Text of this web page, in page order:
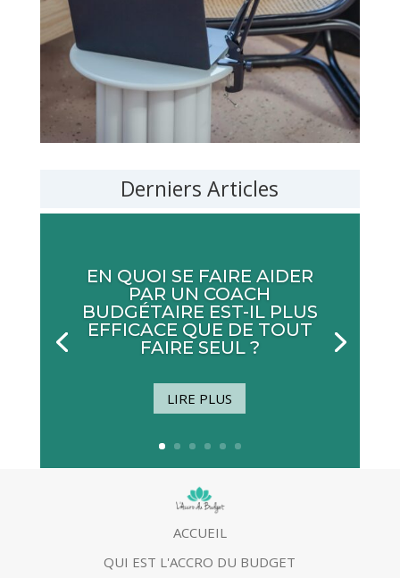
Derniers Articles
EN QUOI SE FAIRE AIDER
PAR UN COACH
BUDGÉTAIRE EST-IL PLUS
EFFICACE QUE DE TOUT
FAIRE SEUL ?
LIRE PLUS
ACCUEIL
QUI EST L'ACCRO DU BUDGET